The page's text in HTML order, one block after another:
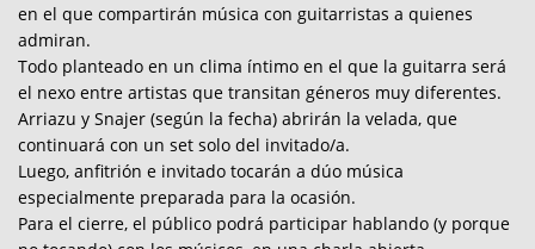
en el que compartirán música con guitarristas a quienes
admiran.
Todo planteado en un clima íntimo en el que la guitarra será
el nexo entre artistas que transitan géneros muy diferentes.
Arriazu y Snajer (según la fecha) abrirán la velada, que
continuará con un set solo del invitado/a.
Luego, anfitrión e invitado tocarán a dúo música
especialmente preparada para la ocasión.
Para el cierre, el público podrá participar hablando (y porque